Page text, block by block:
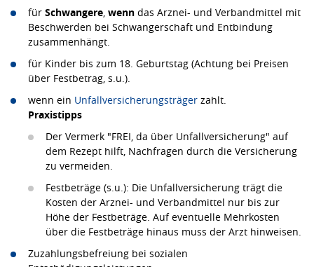
für Schwangere wenn das Arznei- und Verbandmittel mit
Beschwerden bei Schwangerschaft und Entbindung
zusammenhängt.
für Kinder bis zum 18. Geburtstag (Achtung bei Preisen
über Festbetrag, s.u.).
wenn ein Unfallversicherungsträger zahlt.
Praxistipps
Der Vermerk "FREI, da über Unfallversicherung" auf
dem Rezept hilft, Nachfragen durch die Versicherung
zu vermeiden.
Festbeträge (s.u.): Die Unfallversicherung trägt die
Kosten der Arznei- und Verbandmittel nur bis zur
Höhe der Festbeträge. Auf eventuelle Mehrkosten
über die Festbeträge hinaus muss der Arzt hinweisen.
Zuzahlungsbefreiung bei sozialen